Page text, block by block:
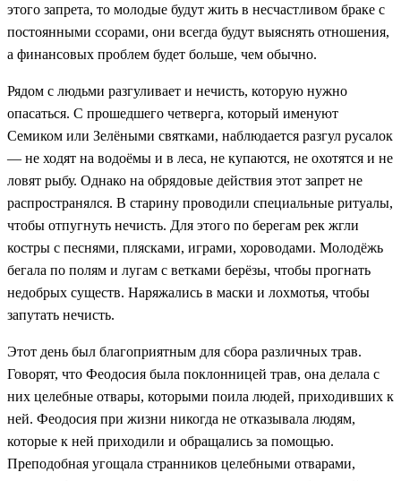
этого запрета, то молодые будут жить в несчастливом браке с
постоянными ссорами, они всегда будут выяснять отношения,
а финансовых проблем будет больше, чем обычно.
Рядом с людьми разгуливает и нечисть, которую нужно
опасаться. С прошедшего четверга, который именуют
Семиком или Зелёными святками, наблюдается разгул русалок
— не ходят на водоёмы и в леса, не купаются, не охотятся и не
ловят рыбу. Однако на обрядовые действия этот запрет не
распространялся. В старину проводили специальные ритуалы,
чтобы отпугнуть нечисть. Для этого по берегам рек жгли
костры с песнями, плясками, играми, хороводами. Молодёжь
бегала по полям и лугам с ветками берёзы, чтобы прогнать
недобрых существ. Наряжались в маски и лохмотья, чтобы
запутать нечисть.
Этот день был благоприятным для сбора различных трав.
Говорят, что Феодосия была поклонницей трав, она делала с
них целебные отвары, которыми поила людей, приходивших к
ней. Феодосия при жизни никогда не отказывала людям,
которые к ней приходили и обращались за помощью.
Преподобная угощала странников целебными отварами,